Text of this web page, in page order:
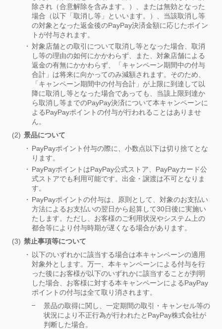
除され（合意解除を含みます。）、または無効となった
場合（以下「取消し等」といいます。）、当該取消し等
の対象となった返金後のPayPay決済金額に応じたポイン
トが付与されます。
対象店舗との取引について取消し等となった場合、取消
し等の理由の如何にかかわらず、また、対象店舗による
返金の有無にかかわらず、「キャンペーン期間中の付与
合計」は将来に向かってのみ減額されます。そのため、
「キャンペーン期間中の付与合計」が上限に到達して以
降に取消し等となった場合であっても、当該上限到達か
ら取消し等までのPayPay決済について本キャンペーンに
よるPayPayポイントの付与が行われることはありませ
ん。
景品について
PayPayポイント付与の際に、小数点以下は切り捨てとな
ります。
PayPayポイントはPayPay公式ストア、PayPayカード公
式ストアでも利用可能です。出金・譲渡は不可となりま
す。
PayPayポイントの付与は、原則として、対象のお支払い
方法によるお支払いの翌日から起算して30日後に実施い
たします。ただし、お客様のご利用状況やシステム上の
都合等により付与時期が遅くなる場合があります。
禁止事項等について
以下のいずれかに該当する場合は本キャンペーンの適用
対象外とします。万一、本キャンペーンによる付与を行
った後にお客様が以下のいずれかに該当することが判明
した場合、お客様に対する本キャンペーンによるPayPay
ポイントの付与は全て取り消されます。
景品の取得に関し、一定期間の取引・キャンセル等の
状況により不正行為が行われたとPayPay株式会社が
判断した場合。